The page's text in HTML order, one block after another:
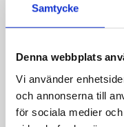
Samtycke
Denna webbplats
Vi använder
och annonserna till
för sociala medier